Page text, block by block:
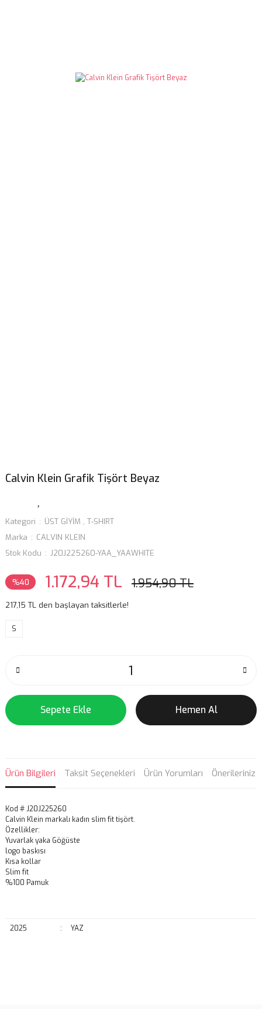
Calvin Klein Grafik Tişört Beyaz
Kategori ÜST GİYİM , T-SHIRT
Marka
CALVIN KLEIN
Stok Kodu
J20J225260-YAA_YAAWHITE
%40 1.172,94 TL 1.954,90 TL
217,15 TL den başlayan taksitlerle!
S
Sepete Ekle Hemen Al
Ürün Bilgileri Taksit Seçenekleri Ürün Yorumları Önerileriniz
Kod # J20J225260
Calvin Klein markalı kadın slim fit tişört.
Özellikler:
Yuvarlak yaka Göğüste
logo baskısı
Kısa kollar
Slim fit
%100 Pamuk
2025 : YAZ